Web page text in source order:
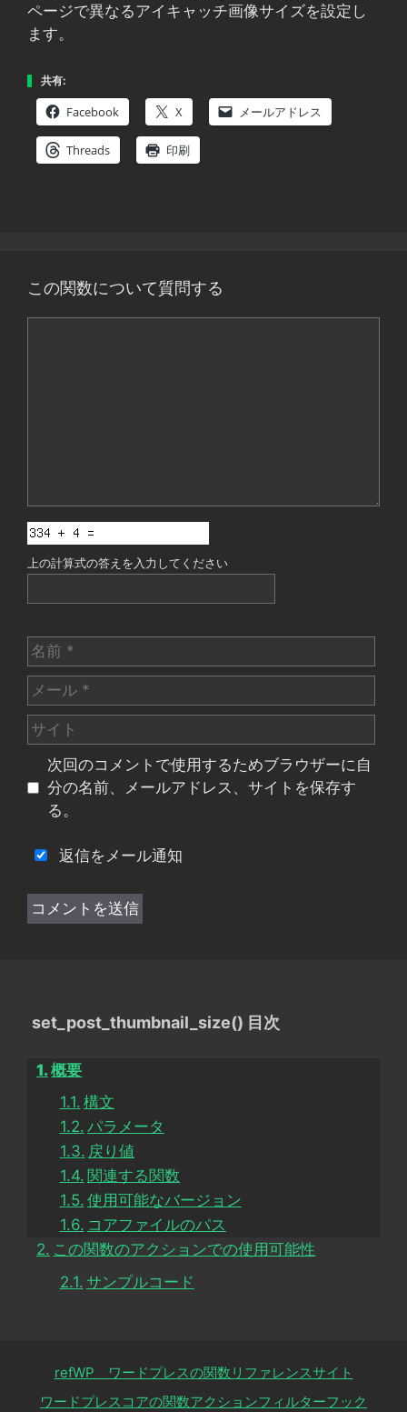
ページで異なるアイキャッチ画像サイズを設定し
ます。
共有:
Facebook X メールアドレス
Threads 印刷
この関数について質問する
上の計算式の答えを入力してください
名
前
メ
ー
ル
サ
イ
次回のコメントで使用するためブラウザーに自
分の名前、メールアドレス、サイトを保存す
る。
返信をメール通知
set_post_thumbnail_size() 目次
概要
構文
パラメータ
戻り値
関連する関数
使用可能なバージョン
コアファイルのパス
この関数のアクションでの使用可能性
サンプルコード
refWP ワードプレスの関数リファレンスサイト
ワードプレスコアの関数アクションフィルターフック